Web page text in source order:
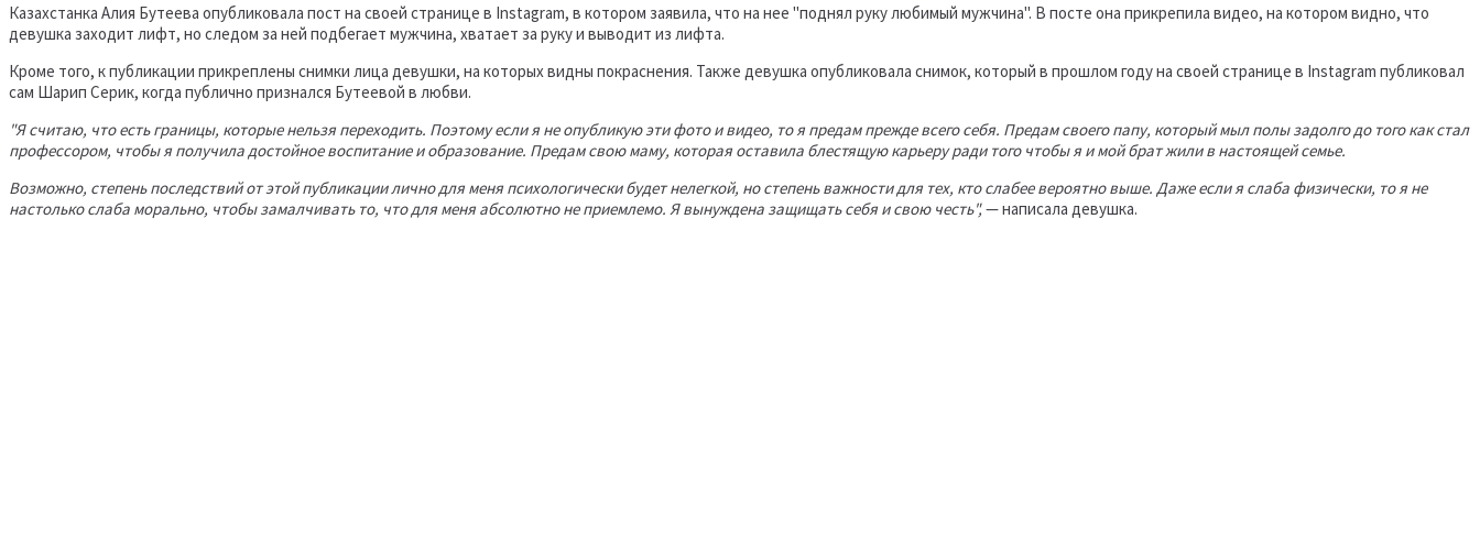
Казахстанка Алия Бутеева опубликовала пост на своей странице в Instagram, в котором заявила, что на нее "поднял руку любимый мужчина". В посте она прикрепила видео, на котором видно, что
девушка заходит лифт, но следом за ней подбегает мужчина, хватает за руку и выводит из лифта.
Кроме того, к публикации прикреплены снимки лица девушки, на которых видны покраснения. Также девушка опубликовала снимок, который в прошлом году на своей странице в Instagram публиковал
сам Шарип Серик, когда публично признался Бутеевой в любви.
"Я считаю, что есть границы, которые нельзя переходить. Поэтому если я не опубликую эти фото и видео, то я предам прежде всего себя. Предам своего папу, который мыл полы задолго до того как стал
профессором, чтобы я получила достойное воспитание и образование. Предам свою маму, которая оставила блестящую карьеру ради того чтобы я и мой брат жили в настоящей семье.
Возможно, степень последствий от этой публикации лично для меня психологически будет нелегкой, но степень важности для тех, кто слабее вероятно выше. Даже если я слаба физически, то я не
настолько слаба морально, чтобы замалчивать то, что для меня абсолютно не приемлемо. Я вынуждена защищать себя и свою честь",— написала девушка.